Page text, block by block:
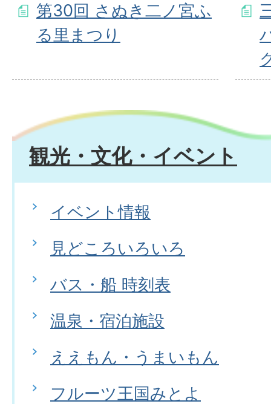
第30回 さぬき二ノ宮ふ
る里まつり
観光・文化・イベント
イベント情報
見どころいろいろ
バス・船 時刻表
温泉・宿泊施設
ええもん・うまいもん
フルーツ王国みとよ